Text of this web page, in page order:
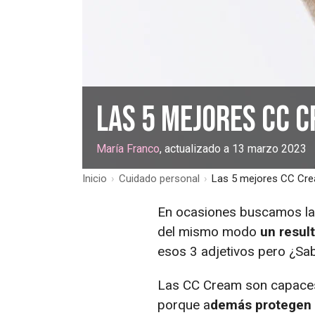
Las 5 mejores CC
María Franco, actualizado a 13 marzo 2023
Inicio › Cuidado personal › Las 5 mejores CC
En ocasiones buscamos
del mismo modo un
esos 3 adjetivos pero
Las CC Cream son
porque además protegen